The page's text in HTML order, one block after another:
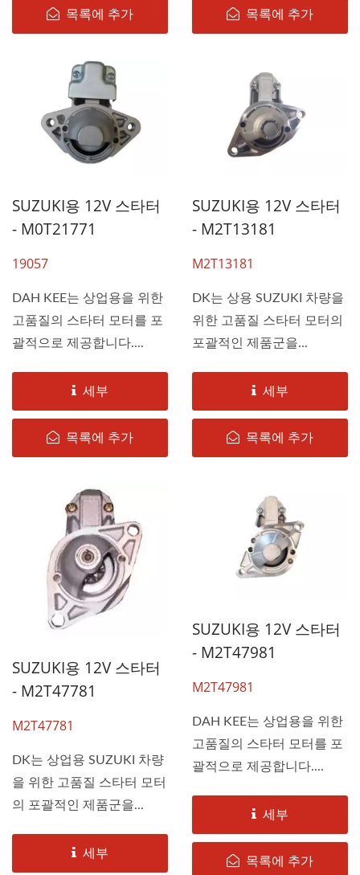
목록에 추가 목록에 추가
SUZUKI용 12V 스타터
- M0T21771
19057
DAH KEE는 상업용을 위한
고품질의 스타터 모터를 포
괄적으로 제공합니다....
세부
목록에 추가
SUZUKI용 12V 스타터
- M2T13181
M2T13181
DK는 상용 SUZUKI 차량을
위한 고품질 스타터 모터의
포괄적인 제품군을...
세부
목록에 추가
SUZUKI용 12V 스타터
- M2T47781
M2T47781
DK는 상업용 SUZUKI 차량
을 위한 고품질 스타터 모터
의 포괄적인 제품군을...
세부
SUZUKI용 12V 스타터
- M2T47981
M2T47981
DAH KEE는 상업용을 위한
고품질의 스타터 모터를 포
괄적으로 제공합니다....
세부
목록에 추가